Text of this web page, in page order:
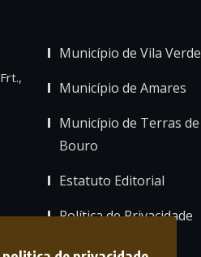
Município de Vila Verde
Município de Amares
Município de Terras de
Bouro
Estatuto Editorial
Política de Privacidade